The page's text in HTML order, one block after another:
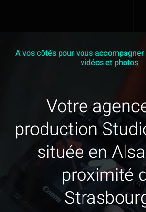
A vos côtés pour vous
vidéos et photos
Votre
production
située en
proximité